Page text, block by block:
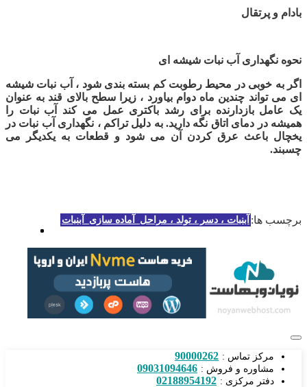
بادام و پرتقال
نحوه نگهداری آب نبات شیشه ای
اگر به خوبی در محیط رطوبت کم بسته بندی شود ، آب نبات شیشه
ای می تواند چندین ماه دوام بیاورد ، زیرا سطح بالای قند به عنوان
یک عامل بازدارنده برای رشد باکتری عمل می کند آب نبات را
همیشه در دمای اتاق نگه دارید. به دلیل تراکم ، نگهداری آب نبات در
یخچال باعث عرق کردن آن می شود و قطعات به یکدیگر می
چسبند.
برچسب ها: آبنبات ، دسر ، تولد ، مراحل_آماده سازی_آبنبات
مرکز تماس : 90000262
مشاوره و فروش : 09031094646
دفتر مرکزی : 02188954192